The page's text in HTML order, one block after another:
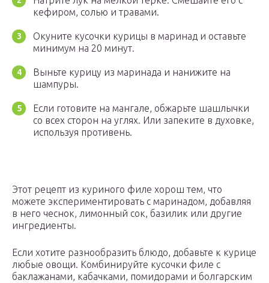
кефиром, солью и травами.
Окуните кусочки курицы в маринад и оставьте
минимум на 20 минут.
Выньте курицу из маринада и нанижите на
шампуры.
Если готовите на мангале, обжарьте шашлычки
со всех сторон на углях. Или запеките в духовке,
используя противень.
Этот рецепт из куриного филе хорош тем, что
можете экспериментировать с маринадом, добавляя
в него чеснок, лимонный сок, базилик или другие
ингредиенты.
Если хотите разнообразить блюдо, добавьте к курице
любые овощи. Комбинируйте кусочки филе с
баклажанами, кабачками, помидорами и болгарским